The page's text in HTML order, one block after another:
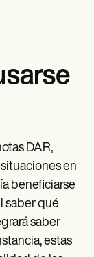
DAR,
en
beneficiarse
saber qué
saber
estas